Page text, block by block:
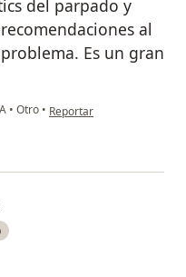
del parpado y
al
Es un gran
• Otro • en opinión del usuario
Reportar